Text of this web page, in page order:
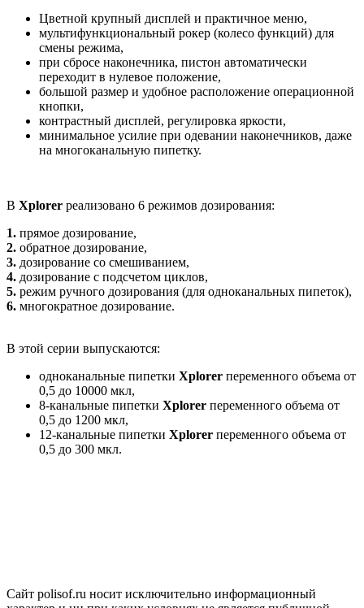
Цветной крупный дисплей и практичное меню,
мультифункциональный рокер (колесо функций) для
смены режима,
при сбросе наконечника, пистон автоматически
переходит в нулевое положение,
большой размер и удобное расположение операционной
кнопки,
контрастный дисплей, регулировка яркости,
минимальное усилие при одевании наконечников, даже
на многоканальную пипетку.
В Xplorer реализовано 6 режимов дозирования:
1. прямое дозирование,
2. обратное дозирование,
3. дозирование со смешиванием,
4. дозирование с подсчетом циклов,
5. режим ручного дозирования (для одноканальных пипеток),
6. многократное дозирование.
В этой серии выпускаются:
одноканальные пипетки Xplorer переменного объема от
0,5 до 10000 мкл,
8-канальные пипетки Xplorer переменного объема от
0,5 до 1200 мкл,
12-канальные пипетки Xplorer переменного объема от
0,5 до 300 мкл.
Сайт polisof.ru носит исключительно информационный